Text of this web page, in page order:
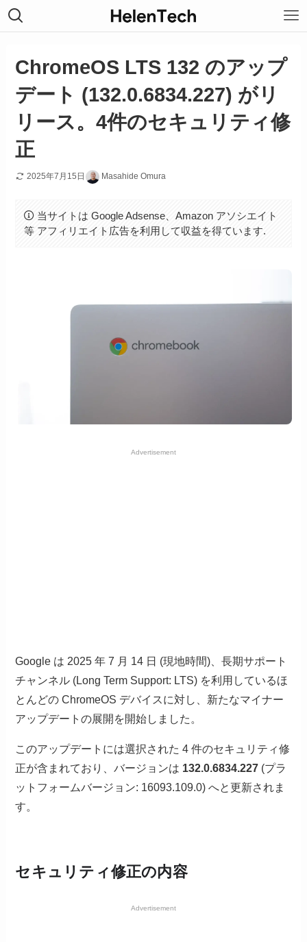
ChromeOS LTS 132 のアップ
デート (132.0.6834.227) がリ
リース。4件のセキュリティ修
正
2025年7月15日 Masahide Omura
当サイトは Google Adsense、Amazon アソシエイト
等 アフィリエイト広告を利用して収益を得ています.
Advertisement
Google は 2025 年 7 月 14 日 (現地時間)、長期サポート
チャンネル (Long Term Support: LTS) を利用しているほ
とんどの ChromeOS デバイスに対し、新たなマイナー
アップデートの展開を開始しました。
このアップデートには選択された 4 件のセキュリティ修
正が含まれており、バージョンは 132.0.6834.227 (プラ
ットフォームバージョン: 16093.109.0) へと更新されま
す。
セキュリティ修正の内容
Advertisement